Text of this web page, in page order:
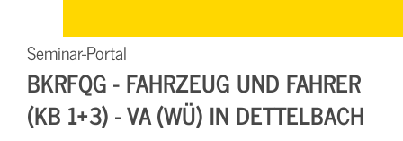
Seminar-Portal
BKRFQG - FAHRZEUG UND FAHRER
(KB 1+3) - VA (WÜ) IN DETTELBACH